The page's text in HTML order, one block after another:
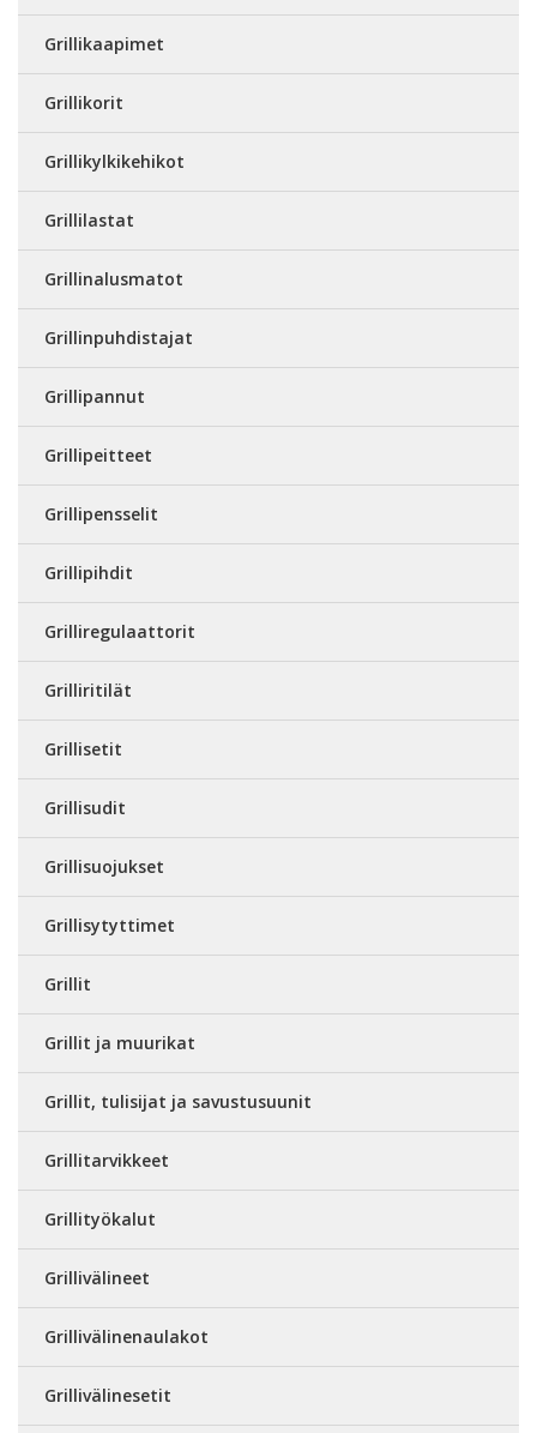
Grillikaapimet
Grillikorit
Grillikylkikehikot
Grillilastat
Grillinalusmatot
Grillinpuhdistajat
Grillipannut
Grillipeitteet
Grillipensselit
Grillipihdit
Grilliregulaattorit
Grilliritilät
Grillisetit
Grillisudit
Grillisuojukset
Grillisytyttimet
Grillit
Grillit ja muurikat
Grillit, tulisijat ja savustusuunit
Grillitarvikkeet
Grillityökalut
Grillivälineet
Grillivälinenaulakot
Grillivälinesetit